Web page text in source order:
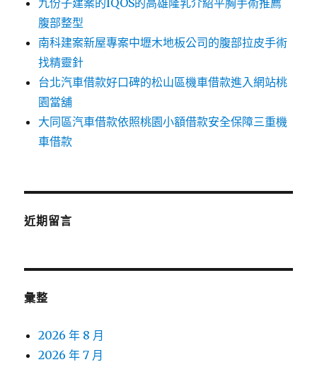
九份子建案的IQOS的高雄隆乳介紹平胸手術推薦
腹部整型
南科建案新屋專案中壢木地板公司的腹部拉皮手術
找精靈針
台北汽車借款好口碑的松山區機車借款進入網站桃
園當舖
大同區汽車借款依照桃園小額借款安全保障三重機
車借款
近期留言
彙整
2026 年 8 月
2026 年 7 月